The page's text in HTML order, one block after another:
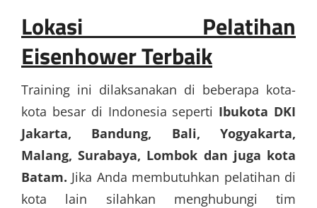
Lokasi Pelatihan
Eisenhower Terbaik
Training ini dilaksanakan di beberapa kota-
kota besar di Indonesia seperti Ibukota DKI
Jakarta, Bandung, Bali, Yogyakarta,
Malang, Surabaya, Lombok dan juga kota
Batam. Jika Anda membutuhkan pelatihan di
kota lain silahkan menghubungi tim